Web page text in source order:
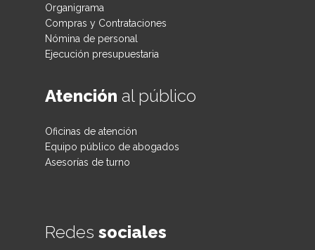
Organigrama
Compras y Contrataciones
Nómina de personal
Ejecución presupuestaria
Atención al público
Oficinas de atención
Equipo público de abogados
Asesorías de turno
Redes sociales